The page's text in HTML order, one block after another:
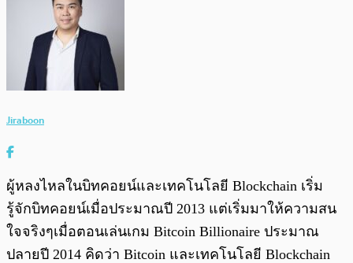
Jiraboon
ผู้หลงไหลในบิทคอยน์และเทคโนโลยี Blockchain เริ่ม
รู้จักบิทคอยน์เมื่อประมาณปี 2013 แต่เริ่มมาให้ความสน
ใจจริงๆเมื่อตอนเล่นเกม Bitcoin Billionaire ประมาณ
ปลายปี 2014 คิดว่า Bitcoin และเทคโนโลยี Blockchain